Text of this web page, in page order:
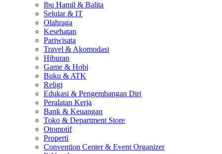
Ibu Hamil & Balita
Selular & IT
Olahraga
Kesehatan
Pariwisata
Travel & Akomodasi
Hiburan
Game & Hobi
Buku & ATK
Religi
Edukasi & Pengembangan Diri
Peralatan Kerja
Bank & Keuangan
Toko & Department Store
Otomotif
Properti
Convention Center & Event Organizer